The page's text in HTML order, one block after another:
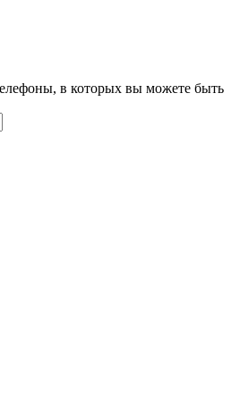
в которых вы можете быть